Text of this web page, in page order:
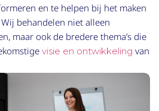
en te helpen bij het maken
behandelen niet alleen
maar ook de bredere thema’s die
visie en ontwikkeling van